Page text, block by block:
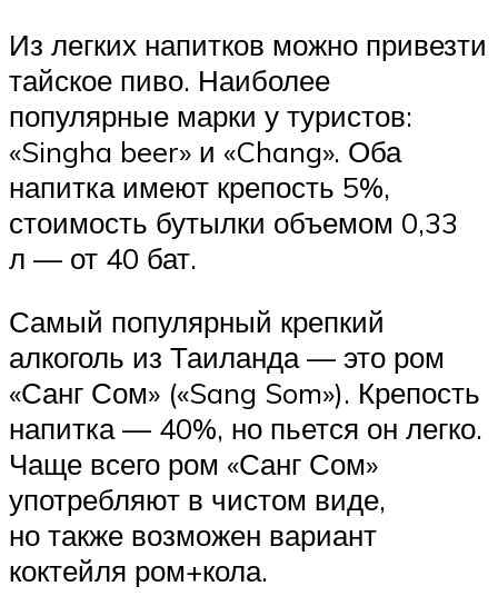
Из легких напитков можно привезти
тайское пиво. Наиболее
популярные марки у туристов:
«Singha beer» и «Chang». Оба
напитка имеют крепость 5%,
стоимость бутылки объемом 0,33
л — от 40 бат.
Самый популярный крепкий
алкоголь из Таиланда — это ром
«Санг Сом» («Sang Som»). Крепость
напитка — 40%, но пьется он легко.
Чаще всего ром «Санг Сом»
употребляют в чистом виде,
но также возможен вариант
коктейля ром+кола.